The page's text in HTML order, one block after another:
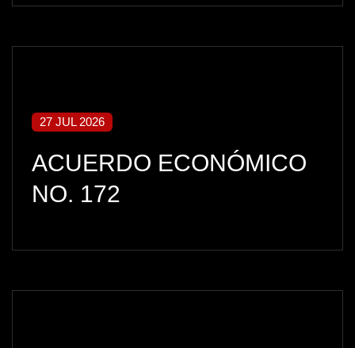
27 JUL 2026
ACUERDO ECONÓMICO
NO. 172